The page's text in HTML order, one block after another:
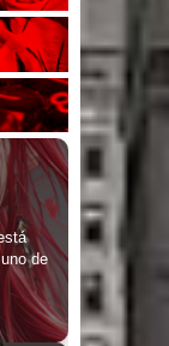
de